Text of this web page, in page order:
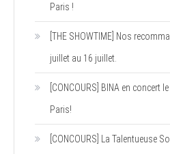
Paris !
[THE SHOWTIME] Nos
juillet au 16 juillet.
[CONCOURS] BINA en concert
Paris!
[CONCOURS] La Talentueuse